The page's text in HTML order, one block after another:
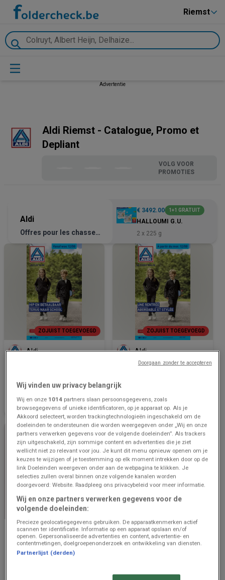
Riemst
Advertentie
Aldi Riemst - Catalogue, Promo et
Depliant
VOLG VOOR
PROMOTIES
Aldi
Offres pour les chasseurs de bonnes affaires
€ 3492.00 1+1 GRATUIT
HALLOUMI G.U.
2 x 225 g
ZOJUIST TOEGEVOEGD
Aldi
Prijsgegevens
geldig tot en
met 21/8
487 m - Riemst
ZOJUIST TOEGEVOEGD
Aldi
Bons plans exclusifs
Prijsgegevens
geldig tot en
met 21/8
BINNENKORT BESCHIKBAAR
Aldi
Super réductions sur des
produits sélectionnés
Aldi
Meilleures offres pour tous
Wij vinden uw privacy belangrijk
Wij en onze 1014 partners slaan persoonsgegevens, zoals
browsegegevens of unieke identificatoren, op je apparaat op. Als je
Akkoord selecteert, worden trackingtechnologieën ingeschakeld om de
doeleinden te ondersteunen die worden weergegeven onder „Wij en onze
partners verwerken gegevens voor de volgende doeleinden”. Als trackers
zijn uitgeschakeld, zijn sommige content en advertenties die je ziet
wellicht niet zo relevant voor jou. Je kunt dit menu opnieuw openen om je
keuzes te wijzigen of je toestemming op elk moment intrekken door op de
link Doeleinden weergeven onder aan de webpagina te klikken. Je
selecties zullen overal binnen onze volgende kanalen worden
doorgevoerd: Website. Raadpleeg ons privacybeleid voor meer informatie.
Wij en onze partners verwerken gegevens voor de
volgende doeleinden:
Precieze geolocatiegegevens gebruiken. De apparaatkenmerken actief
scannen ter identificatie. Informatie op een apparaat opslaan en/of
openen. Gepersonaliseerde advertenties en content, advertentie- en
contentmetingen, doelgroepenonderzoek en ontwikkeling van diensten.
Partnerlijst (derden)
Doorgaan zonder te accepteren